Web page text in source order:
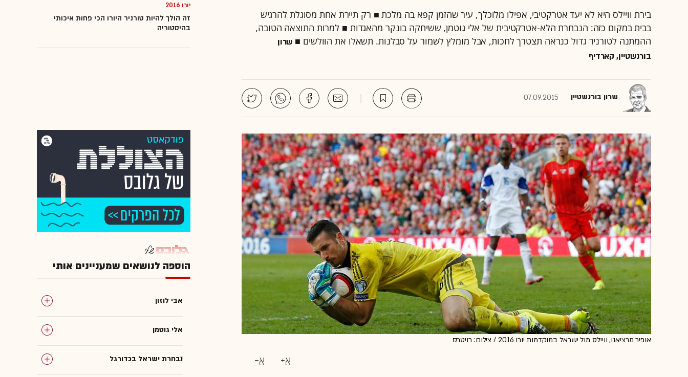
בירת וויילס היא לא יעד אטרקטיבי, אפילו מלוכלך, עיר שהזמן קפא בה מלכת ■ רק תיירת אחת מסוגלת להרגיש
בבית במקום כזה: הנבחרת הלא-אטרקטיבית של אלי גוטמן, ששיחקה בונקר מהאגדות ■ למרות התוצאה הטובה,
ההמתנה לטורניר גדול כנראה תצטרך לחכות, אבל מומלץ לשמור על סבלנות. תשאלו את הוולשים ■ שרון
בורנשטיין, קארדיף
שרון בורנשטיין 07.09.2015
אופיר מרציאנו, וויילס מול ישראל במוקדמות יורו 2016 / צילום: רויטרס
יורו 2016
זה הולך להיות טורניר היורו הכי פחות איכותי
בהיסטוריה
הוספה לנושאים שמעניינים אותי
אבי לוזון
אלי גוטמן
נבחרת ישראל בכדורגל